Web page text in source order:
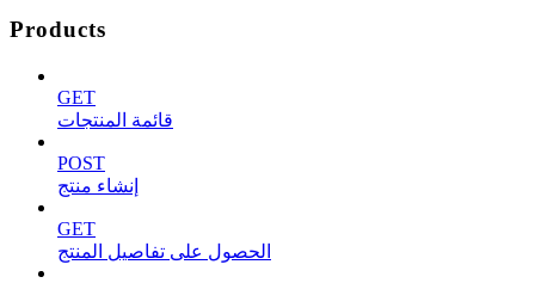
Products
GET
قائمة المنتجات
POST
إنشاء منتج
GET
الحصول على تفاصيل المنتج